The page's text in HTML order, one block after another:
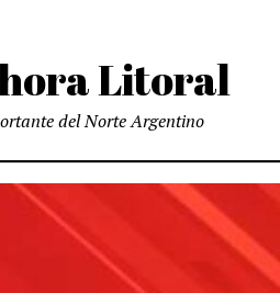
Litoral
del Norte Argentino